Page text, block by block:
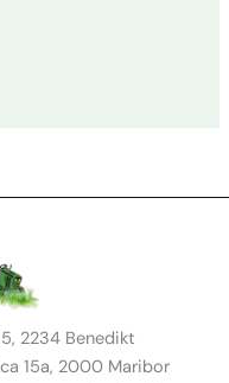
2234 Benedikt
15a, 2000 Maribor